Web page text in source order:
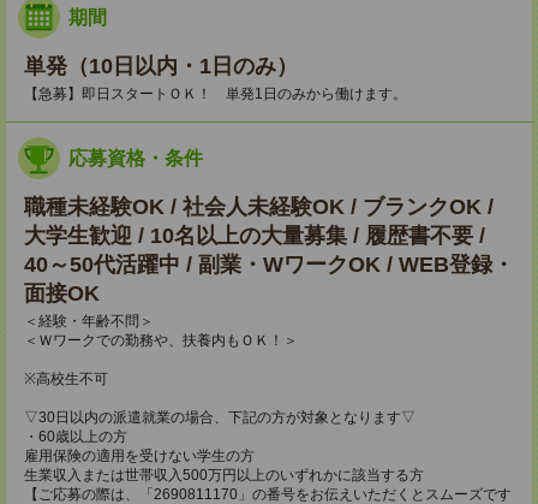
期間
単発（10日以内・1日のみ）
【急募】即日スタートＯＫ！ 単発1日のみから働けます。
応募資格・条件
職種未経験OK / 社会人未経験OK / ブランクOK /
大学生歓迎 / 10名以上の大量募集 / 履歴書不要 /
40～50代活躍中 / 副業・WワークOK / WEB登録・
面接OK
＜経験・年齢不問＞
＜Ｗワークでの勤務や、扶養内もＯＫ！＞
※高校生不可
▽30日以内の派遣就業の場合、下記の方が対象となります▽
・60歳以上の方
雇用保険の適用を受けない学生の方
生業収入または世帯収入500万円以上のいずれかに該当する方
【ご応募の際は、「2690811170」の番号をお伝えいただくとスムーズです